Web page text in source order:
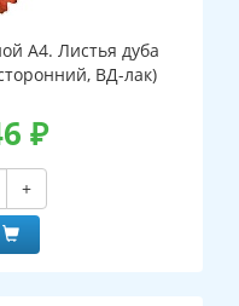
А4. Листья дуба
ВД-лак)
₽
+